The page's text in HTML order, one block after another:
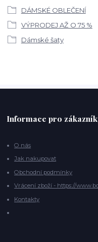
DÁMSKÉ OBLEČENÍ
VÝPRODEJ AŽ O 75 %
Dámské šaty
Informace pro
O nás
Jak nakupovat
Obchodní podmínky
Vrácení zboží - https://
Kontakty